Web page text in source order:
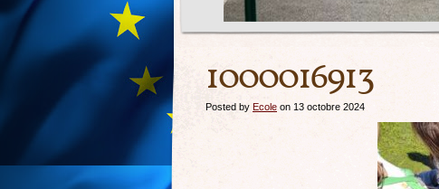
1000016913
Posted by Ecole on 13 octobre 2024